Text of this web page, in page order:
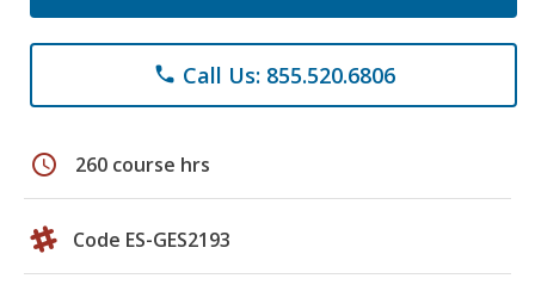
phone Call Us: 855.520.6806
schedule 260 course hrs
Code ES-GES2193